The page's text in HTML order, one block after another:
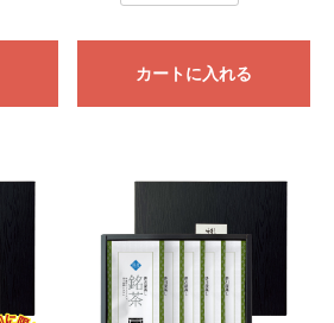
カートに入れる